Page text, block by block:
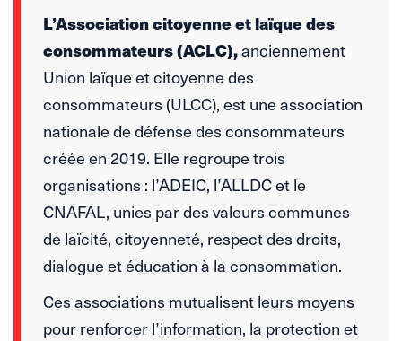
L’Association citoyenne et laïque des
consommateurs (ACLC),anciennement
Union laïque et citoyenne des
consommateurs (ULCC), est une association
nationale de défense des consommateurs
créée en 2019. Elle regroupe trois
organisations : l’ADEIC, l’ALLDC et le
CNAFAL, unies par des valeurs communes
de laïcité, citoyenneté, respect des droits,
dialogue et éducation à la consommation.
Ces associations mutualisent leurs moyens
pour renforcer l’information, la protection et